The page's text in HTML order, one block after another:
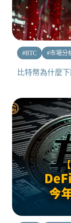
#BTC #市場分
比特幣為什麼